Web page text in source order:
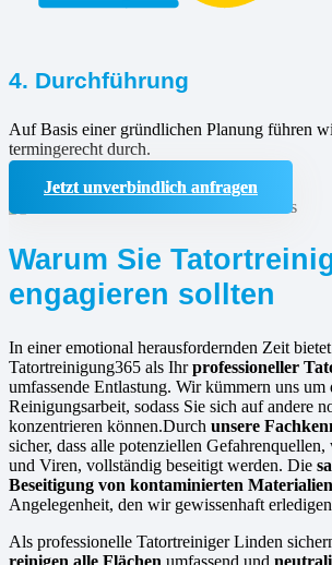
4. Durchführung
Auf Basis einer gründlichen Planung führen
termingerecht durch.
Jetzt unverbindlich anfragen
Warum Sie
engagieren sollten
In einer emotional herausfordernden Zeit
Tatortreinigung365 als Ihrprofessioneller
umfassende Entlastung. Wir kümmern uns um
Reinigungsarbeit, sodass Sie sich auf andere
konzentrieren können.Durch unsere
sicher, dass alle potenziellen
und Viren, vollständig beseitigt werden. Die
Beseitigung von kontaminierten Materialien
Angelegenheit, den wir gewissenhaft
Als professionelle Tatortreiniger Linden
reinigen alle Flächen umfassend und